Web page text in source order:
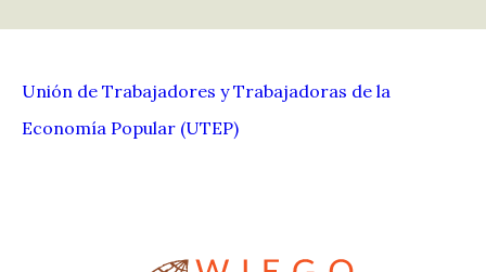
Unión de Trabajadores y Trabajadoras de la
Economía Popular (UTEP)